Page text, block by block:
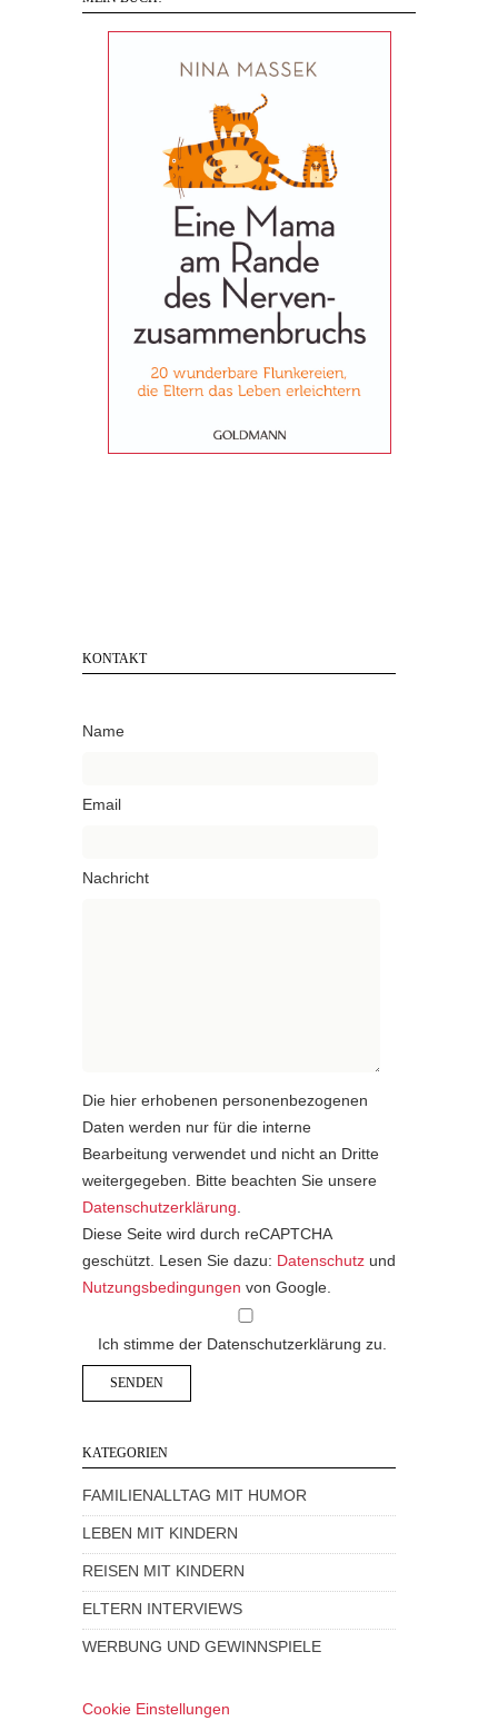
KONTAKT
Name
Email
Nachricht
Die hier erhobenen personenbezogenen
Daten werden nur für die interne
Bearbeitung verwendet und nicht an Dritte
weitergegeben. Bitte beachten Sie unsere
Datenschutzerklärung.
Diese Seite wird durch reCAPTCHA
geschützt. Lesen Sie dazu: Datenschutz und
Nutzungsbedingungen von Google.
Ich stimme der Datenschutzerklärung zu.
KATEGORIEN
FAMILIENALLTAG MIT HUMOR
LEBEN MIT KINDERN
REISEN MIT KINDERN
ELTERN INTERVIEWS
WERBUNG UND GEWINNSPIELE
Cookie Einstellungen